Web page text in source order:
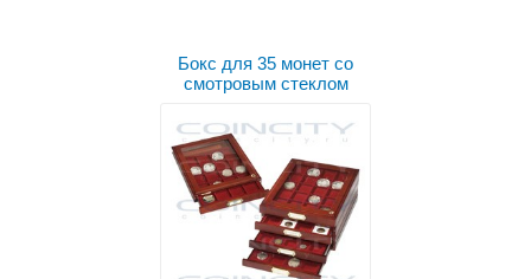
Бокс для 35 монет со
смотровым стеклом